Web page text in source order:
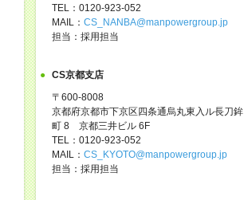
TEL：0120-923-052
MAIL： CS_NANBA@manpowergroup.jp
担当：採用担当
CS京都支店
〒600-8008
京都府京都市下京区四条通烏丸東入ル長刀鉾
町 8 京都三井ビル 6F
TEL：0120-923-052
MAIL： CS_KYOTO@manpowergroup.jp
担当：採用担当